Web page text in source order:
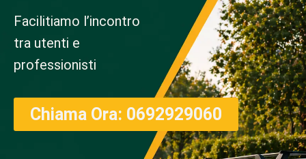
Facilitiamo l’incontro
tra utenti e
professionisti
Chiama Ora: 0692929060